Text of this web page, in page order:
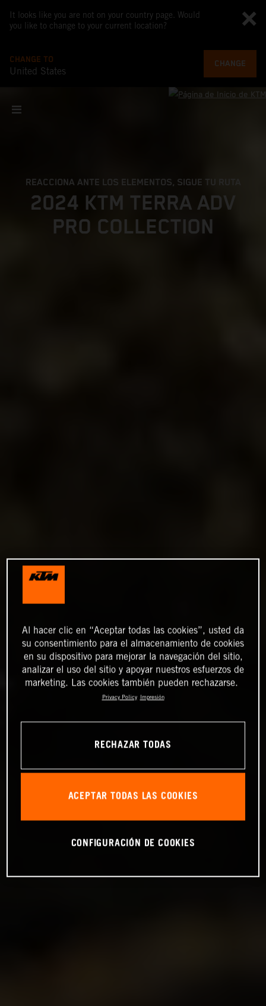
It looks like you are not on your country page. Would
you like to change to your current location?
CHANGE TO
United States
CHANGE
REACCIONA ANTE LOS ELEMENTOS, SIGUE TU RUTA
2024 KTM TERRA ADV
PRO COLLECTION
Al hacer clic en “Aceptar todas las cookies”, usted da
su consentimiento para el almacenamiento de cookies
en su dispositivo para mejorar la navegación del sitio,
analizar el uso del sitio y apoyar nuestros esfuerzos de
marketing. Las cookies también pueden rechazarse.
Privacy Policy Impresión
RECHAZAR TODAS
ACEPTAR TODAS LAS COOKIES
CONFIGURACIÓN DE COOKIES